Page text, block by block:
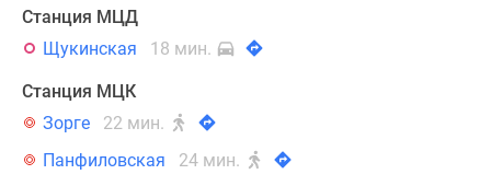
планировками
и
потолками.
В
из
Станция МЦД
Щукинская
18 мин.
Станция МЦК
Зорге
22 мин.
Панфиловская
24 мин.